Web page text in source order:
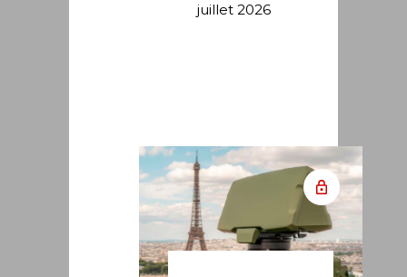
juillet 2026